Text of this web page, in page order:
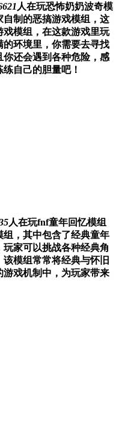
人在玩恐怖奶奶波奇模
制的恶搞游戏模组，这
模组，在这款游戏里玩
环境里，你需要去寻找
还会遇到各种危险，感
自己的胆量吧！
人在玩fnf童年回忆模组
，其中包含了经典童年
家可以挑战各种经典角
模组常常将经典与怀旧
戏机制中，为玩家带来